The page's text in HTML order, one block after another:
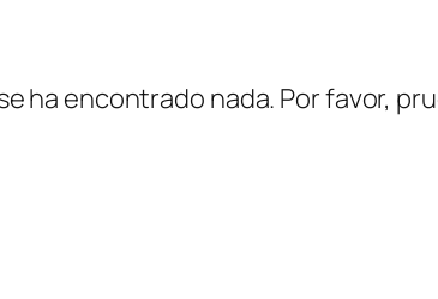
ha encontrado nada. Por favor,